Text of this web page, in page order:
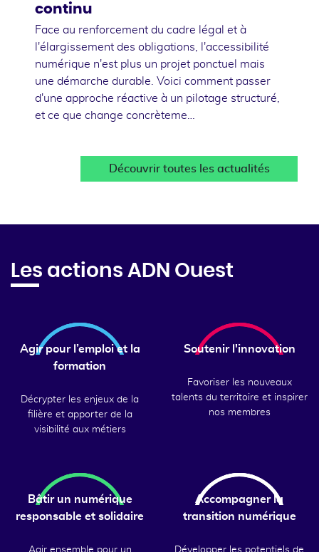
continu
Face au renforcement du cadre légal et à
l'élargissement des obligations, l'accessibilité
numérique n'est plus un projet ponctuel mais
une démarche durable. Voici comment passer
d'une approche réactive à un pilotage structuré,
et ce que change concrèteme…
Découvrir toutes les actualités
Les actions ADN Ouest
Agir pour l’emploi et la
formation
Décrypter les enjeux de la
filière et apporter de la
visibilité aux métiers
Soutenir l'innovation
Favoriser les nouveaux
talents du territoire et inspirer
nos membres
Bâtir un numérique
responsable et solidaire
Agir ensemble pour un
Accompagner la
transition numérique
Développer les potentiels de